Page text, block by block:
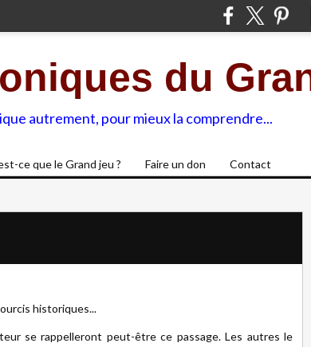
du
autrement, pour mieux la comprendre...
ce que le Grand jeu ? Faire un don Contact
historiques...
se rappelleront peut-être ce passage. Les autres le